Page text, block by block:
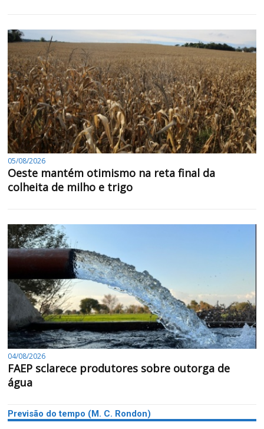
05/08/2026
Oeste mantém otimismo na reta final da
colheita de milho e trigo
04/08/2026
FAEP sclarece produtores sobre outorga de
água
Previsão do tempo (M. C. Rondon)